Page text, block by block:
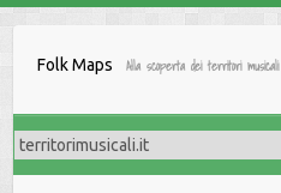
Folk Maps Alla scoperta dei territori musicali